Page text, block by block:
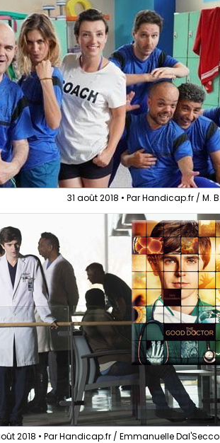
31 août 2018 • Par Handicap.fr / M. B
2018 • Par Handicap.fr / Emmanuelle Dal'Secco